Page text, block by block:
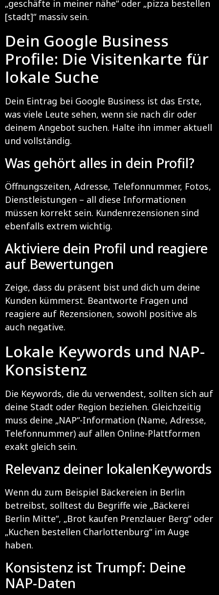
„geschäfte in meiner nähe“ oder „pizza bestellen
[stadt]“ massiv sein.
Dein Google Business
Profile: Die Visitenkarte für
lokale Suche
Dein Eintrag bei Google Business ist das Erste,
was viele Leute sehen, wenn sie nach dir oder
deinem Angebot suchen. Halte ihn immer aktuell
und vollständig.
Was gehört alles in dein Profil?
Öffnungszeiten, Adresse, Telefonnummer, Fotos,
Dienstleistungen – all diese Informationen
müssen korrekt sein. Kundenrezensionen sind
ebenfalls extrem wichtig.
Aktiviere dein Profil und reagiere
auf Bewertungen
Zeige, dass du präsent bist und dich um deine
Kunden kümmerst. Beantworte Fragen und
reagiere auf Rezensionen, sowohl positive als
auch negative.
Lokale Keywords und NAP-
Konsistenz
Die Keywords, die du verwendest, sollten sich auf
deine Stadt oder Region beziehen. Gleichzeitig
muss deine „NAP“-Information (Name, Adresse,
Telefonnummer) auf allen Online-Plattformen
exakt gleich sein.
Relevanz deiner lokalenKeywords
Wenn du zum Beispiel Bäckereien in Berlin
betreibst, solltest du Begriffe wie „Bäckerei
Berlin Mitte“, „Brot kaufen Prenzlauer Berg“ oder
„Kuchen bestellen Charlottenburg“ im Auge
haben.
Konsistenz ist Trumpf: Deine
NAP-Daten